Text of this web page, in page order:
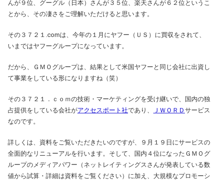
んが９位、グーグル（日本）さんが３５位、楽天さんが６２位というこ
とから、その凄さをご理解いただけると思います。
その３７２１.comは、今年の１月にヤフー（ＵＳ）に買収をされて、
いまではヤフーグループになっています。
だから、ＧＭＯグループは、結果として米国ヤフーと同じ会社に出資し
て事業をしている形になりますね（笑）
その３７２１．ｃｏｍの技術・マーケティングを受け継いで、国内の独
占提供をしている会社がアクセスポート社であり、 ＪＷＯＲＤ サービス
なのです。
詳しくは、資料をご覧いただきたいのですが、９月１９日にサービスの
全面的なリニューアルを行います。そして、国内４位になったＧＭＯグ
ループのメディアパワー（ネットレイティングスさんが発表している数
値から試算・詳細は資料をご覧ください）に加え、大規模なプロモーシ